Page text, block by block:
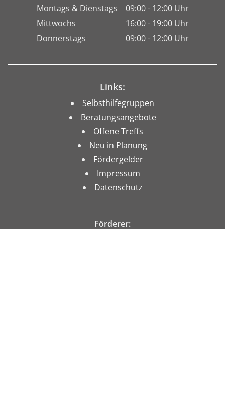
Montags & Dienstags
09:00 - 12:00 Uhr
Mittwochs
16:00 - 19:00 Uhr
Donnerstags
09:00 - 12:00 Uhr
Links:
Selbsthilfegruppen
Beratungsangebote
Offene Treffs
Neu in Planung
Fördergelder
Impressum
Datenschutz
Förderer: